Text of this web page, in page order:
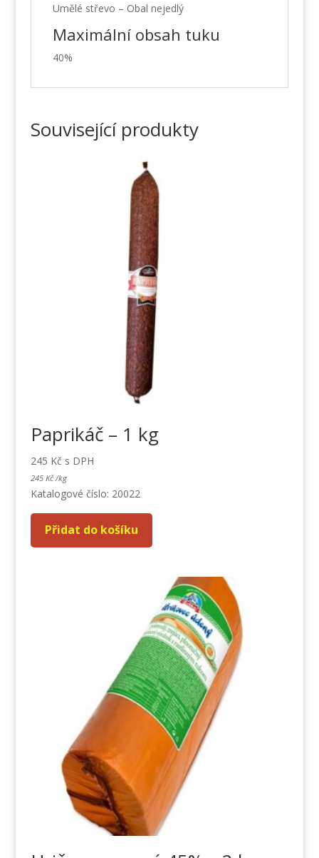
Umělé střevo – Obal nejedlý
Maximální obsah tuku
40%
Související produkty
Paprikáč – 1 kg
245 Kč s DPH
245 Kč /kg
Katalogové číslo: 20022
Přidat do košíku